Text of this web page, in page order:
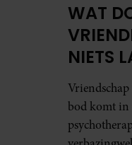
WAT
NIETS
bod komt in